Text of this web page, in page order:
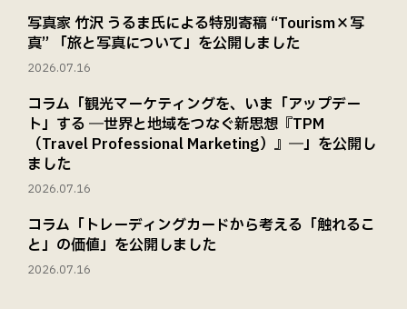
写真家 竹沢 うるま氏による特別寄稿 “Tourism×写
真” 「旅と写真について」を公開しました
2026.07.16
コラム「観光マーケティングを、いま「アップデー
ト」する ―世界と地域をつなぐ新思想『TPM
（Travel Professional Marketing）』―」を公開し
ました
2026.07.16
コラム「トレーディングカードから考える「触れるこ
と」の価値」を公開しました
2026.07.16